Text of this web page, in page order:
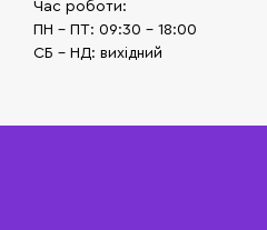
Час роботи:
ПН - ПТ: 09:30 - 18:00
СБ - НД: вихідний